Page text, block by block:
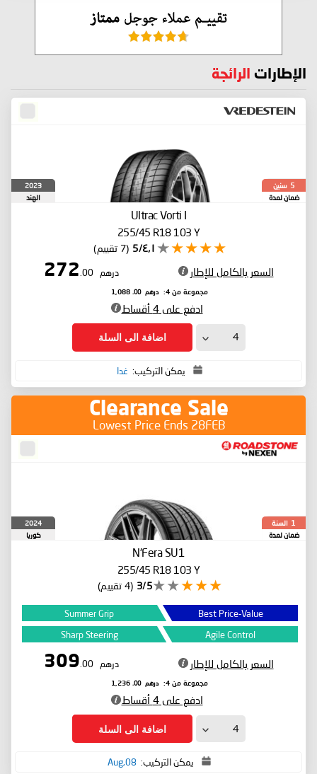
الإطارات الرائجة
5 سنين
ضمان لمدة
2023
الهند
Ultrac Vorti I
255/45 R18 103 Y
٤٫١/5 (7 تقييم)
السعر بالكامل للإطار درهم 272
.00
مجموعة من 4: درهم 1,088
.00
ادفع على 4 أقساط
اضافة الى السلة
يمكن التركيب: غدا
Clearance Sale
Lowest Price Ends 28FEB
1 السنة
ضمان لمدة
2024
كوريا
N'Fera SU1
255/45 R18 103 Y
3/5 (4 تقييم)
Best Price-Value
Summer Grip
Agile Control
Sharp Steering
السعر بالكامل للإطار درهم 309
.00
مجموعة من 4: درهم 1,236
.00
ادفع على 4 أقساط
اضافة الى السلة
يمكن التركيب: 08,Aug